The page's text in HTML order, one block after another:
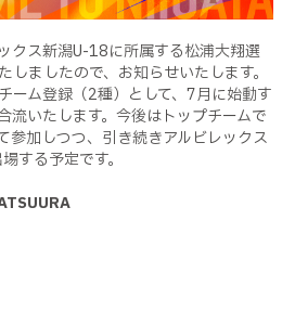
クス新潟U-18に所属する松浦大翔選
しましたので、お知らせいたします。
ーム登録（2種）として、7月に始動す
流いたします。今後はトップチームで
参加しつつ、引き続きアルビレックス
する予定です。